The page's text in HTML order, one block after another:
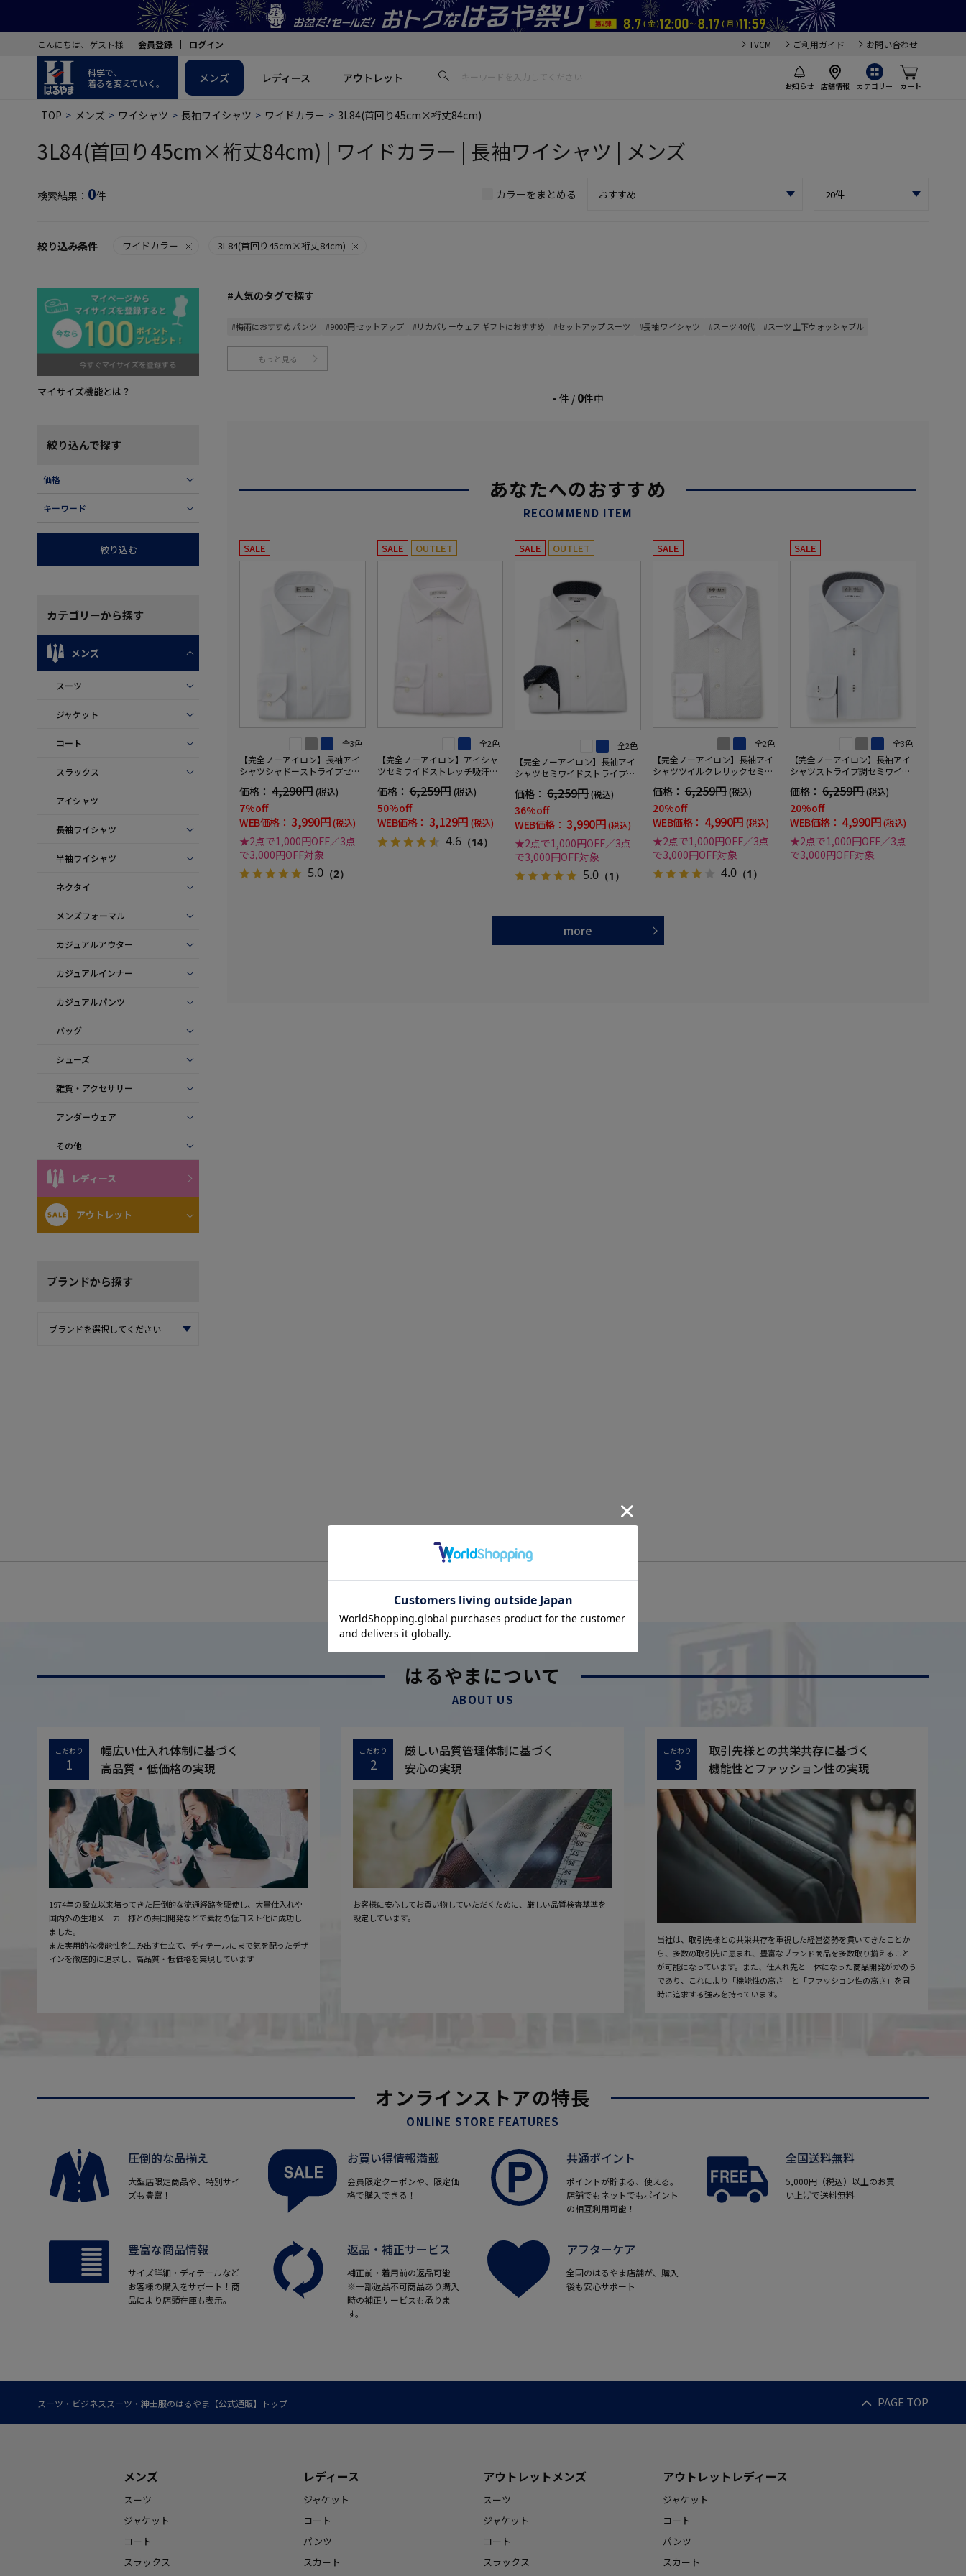
こんにちは、ゲスト様 会員登録 ログイン TVCM ご利用ガイド お問い合わせ
科学で、
着るを変えていく。
お知らせ 店舗情報 カテゴリー カート
メンズ レディース アウトレット
TOP メンズ ワイシャツ 長袖ワイシャツ ワイドカラー 3L84(首回り45cm×裄丈84cm)
3L84(首回り45cm×裄丈84cm) | ワイドカラー | 長袖ワイシャツ | メンズ
検索結果： 0件 カラーをまとめる
絞り込み条件 ワイドカラー 3L84(首回り45cm×裄丈84cm)
マイサイズ機能とは？
絞り込んで探す
価格
キーワード
絞り込む
カテゴリーから探す
メンズ
スーツ
ジャケット
コート
スラックス
アイシャツ
長袖ワイシャツ
半袖ワイシャツ
ネクタイ
メンズフォーマル
カジュアルアウター
カジュアルインナー
カジュアルパンツ
バッグ
シューズ
雑貨・アクセサリー
アンダーウェア
その他
レディース
アウトレット
ブランドから探す
#人気のタグで探す
#梅雨におすすめ パンツ #9000円 セットアップ #リカバリーウェア ギフトにおすすめ #セットアップ スーツ #長袖 ワイシャツ #スーツ 40代 #スーツ 上下ウォッシャブル
もっと見る
- 件 / 0件中
あなたへのおすすめ
RECOMMEND ITEM
SALE
全3色
【完全ノーアイロン】長袖アイ
シャツシャドーストライプセミ
速乾ワイシャツ通年
価格： 4,290円(税込)
7%off
WEB価格： 3,990円(税込)
★2点で1,000円OFF／3点
で3,000円OFF対象
5.0 （2）
SALE OUTLET
全2色
【完全ノーアイロン】アイシャ
ツセミワイドストレッチ吸汗速
通年
価格： 6,259円 (税込)
50%off
WEB価格： 3,129円 (税込)
4.6（14）
SALE OUTLET
全2色
【完全ノーアイロン】長袖アイ
シャツセミワイドストライプス
irt通年
価格： 6,259円(税込)
36%off
WEB価格： 3,990円(税込)
★2点で1,000円OFF／3点
で3,000円OFF対象
5.0 （1）
SALE
全2色
【完全ノーアイロン】長袖アイ
シャツツイルクレリックセミワ
チ吸汗速乾ニット素材ワイシャ
ツ通年
価格： 6,259円(税込)
20%off
WEB価格： 4,990円 (税込)
★2点で1,000円OFF／3点
で3,000円OFF対象
4.0（1）
SALE
全3色
【完全ノーアイロン】長袖アイ
シャツストライプ調セミワイド
ッチ防汚効果吸汗速乾ワイシャ
ツ通年
価格： 6,259円(税込)
20%off
WEB価格： 4,990円(税込)
★2点で1,000円OFF／3点
で3,000円OFF対象
more
はるやまについて
ABOUT US
こだわり
1
幅広い仕入れ体制に基づく
高品質・低価格の実現
1974年の設立以来培ってきた圧倒的な流通経路を駆使し、大量仕入れや
国内外の生地メーカー様との共同開発などで素材の低コスト化に成功し
ました。
また実用的な機能性を生み出す仕立て、ディテールにまで気を配ったデザ
インを徹底的に追求し、高品質・低価格を実現しています
こだわり
2
厳しい品質管理体制に基づく
安心の実現
お客様に安心してお買い物していただくために、厳しい品質検査基準を
設定しています。
こだわり
3
取引先様との共栄共存に基づく
機能性とファッション性の実現
当社は、取引先様との共栄共存を重視した経営姿勢を貫いてきたことか
ら、多数の取引先に恵まれ、豊富なブランド商品を多数取り揃えること
が可能になっています。また、仕入れ先と一体になった商品開発がかのう
であり、これにより「機能性の高さ」と「ファッション性の高さ」を同
時に追求する強みを持っています。
オンラインストアの特長
ONLINE STORE FEATURES
圧倒的な品揃え
大型店限定商品や、特別サイ
ズも豊富！
お買い得情報満載
会員限定クーポンや、限定価
格で購入できる！
共通ポイント
ポイントが貯まる、使える。
店舗でもネットでもポイント
の相互利用可能！
全国送料無料
5,000円（税込）以上のお買
い上げで送料無料
豊富な商品情報
サイズ詳細・ディテールなど
お客様の購入をサポート！商
品により店頭在庫も表示。
返品・補正サービス
補正前・着用前の返品可能
※一部返品不可商品あり購入
時の補正サービスも承りま
す。
アフターケア
全国のはるやま店舗が、購入
後も安心サポート
スーツ・ビジネススーツ・紳士服のはるやま【公式通販】トップ PAGE TOP
メンズ
スーツ
ジャケット
コート
スラックス
レディース
ジャケット
コート
パンツ
スカート
アウトレットメンズ
スーツ
ジャケット
コート
スラックス
アウトレットレディース
ジャケット
コート
パンツ
スカート